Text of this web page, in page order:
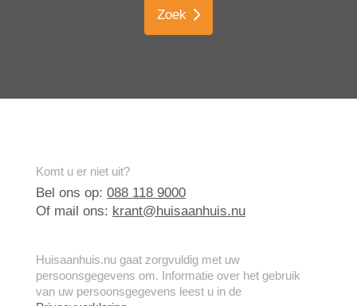
Zoek
Komt u er niet uit?
Bel ons op: 088 118 9000
Of mail ons: krant@huisaanhuis.nu
Huisaanhuis.nu gaat zorgvuldig met uw
persoonsgegevens om. Informatie over het gebruik
van uw persoonsgegevens leest u in de